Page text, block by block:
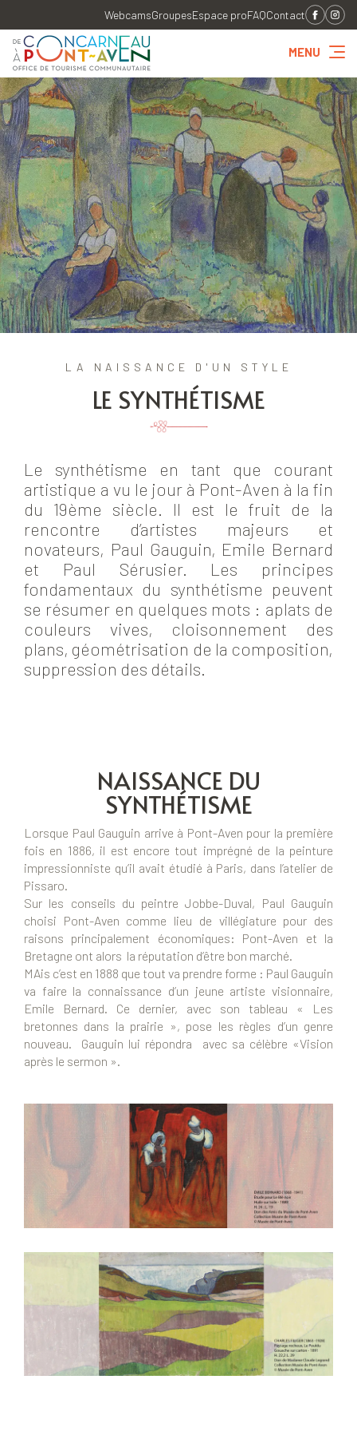
WebcamsGroupesEspace proFAQContact
MENU
LA NAISSANCE D'UN STYLE
LE SYNTHÉTISME
Le synthétisme en tant que courant
artistique a vu le jour à Pont-Aven à la fin
du 19ème siècle. Il est le fruit de la
rencontre d’artistes majeurs et
novateurs, Paul Gauguin, Emile Bernard
et Paul Sérusier. Les principes
fondamentaux du synthétisme peuvent
se résumer en quelques mots : aplats de
couleurs vives, cloisonnement des
plans, géométrisation de la composition,
suppression des détails.
NAISSANCE DU
SYNTHÉTISME
Lorsque Paul Gauguin arrive à Pont-Aven pour la première
fois en 1886, il est encore tout imprégné de la peinture
impressionniste qu’il avait étudié à Paris, dans l’atelier de
Pissaro.
Sur les conseils du peintre Jobbe-Duval, Paul Gauguin
choisi Pont-Aven comme lieu de villégiature pour des
raisons principalement économiques: Pont-Aven et la
Bretagne ont alors la réputation d’être bon marché.
MAis c’est en 1888 que tout va prendre forme : Paul Gauguin
va faire la connaissance d’un jeune artiste visionnaire,
Emile Bernard. Ce dernier, avec son tableau « Les
bretonnes dans la prairie », pose les règles d’un genre
nouveau. Gauguin lui répondra avec sa célèbre «Vision
après le sermon ».